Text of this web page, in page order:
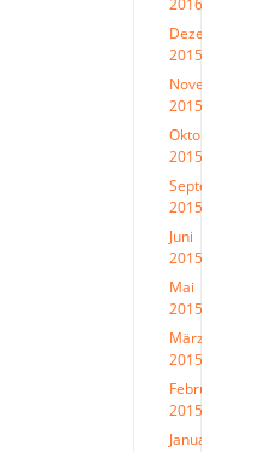
2016
Dezember
2015
November
2015
Oktober
2015
September
2015
Juni
2015
Mai
2015
März
2015
Februar
2015
Januar